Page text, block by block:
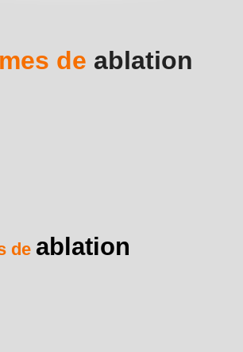
de ablation
de ablation